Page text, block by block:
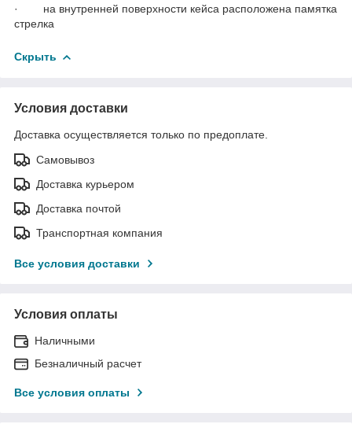
· на внутренней поверхности кейса расположена памятка
стрелка
Скрыть
Условия доставки
Доставка осуществляется только по предоплате.
Самовывоз
Доставка курьером
Доставка почтой
Транспортная компания
Все условия доставки
Условия оплаты
Наличными
Безналичный расчет
Все условия оплаты